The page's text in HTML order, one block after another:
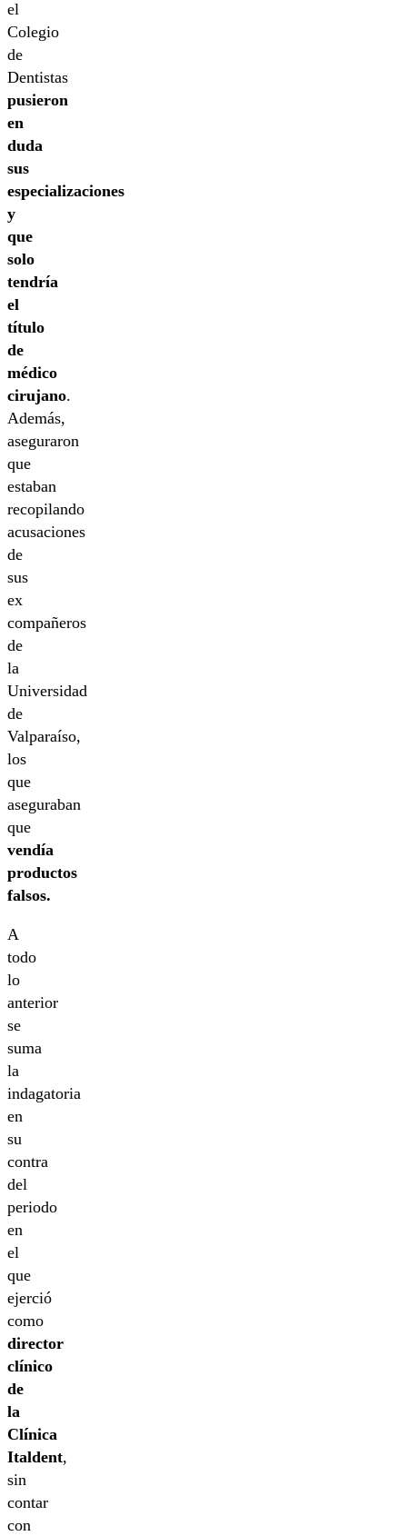
el
Colegio
de
Dentistas
pusieron
en
duda
sus
especializaciones
y
que
solo
tendría
el
título
de
médico
cirujano.
Además,
aseguraron
que
estaban
recopilando
acusaciones
de
sus
ex
compañeros
de
la
Universidad
de
Valparaíso,
los
que
aseguraban
que
vendía
productos
falsos.
A
todo
lo
anterior
se
suma
la
indagatoria
en
su
contra
del
periodo
en
el
que
ejerció
como
director
clínico
de
la
Clínica
Italdent,
sin
contar
con